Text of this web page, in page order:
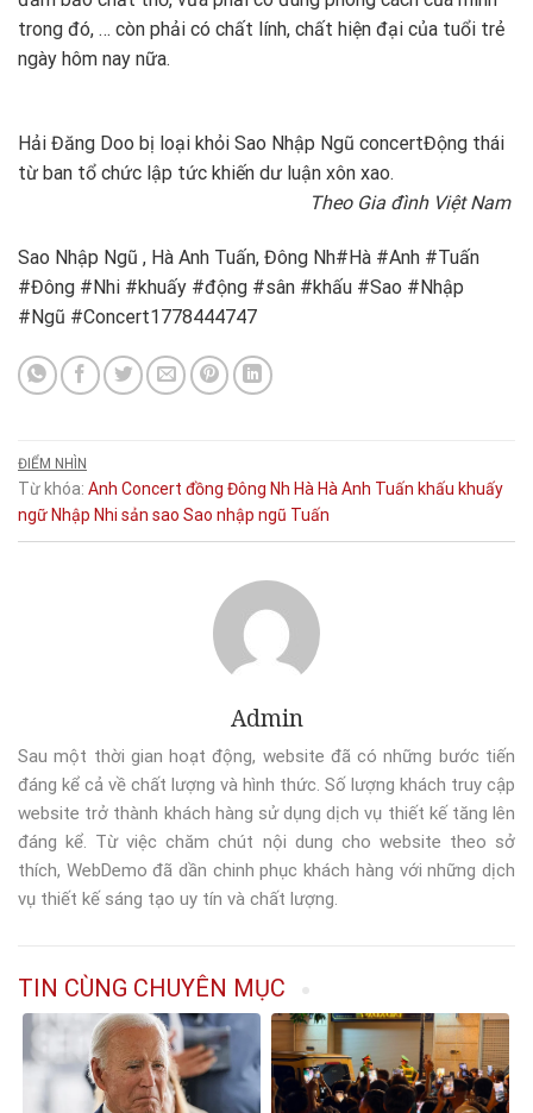
trong đó, … còn phải có chất lính, chất hiện đại của tuổi trẻ
ngày hôm nay nữa.
Hải Đăng Doo bị loại khỏi Sao Nhập Ngũ concertĐộng thái
từ ban tổ chức lập tức khiến dư luận xôn xao.
Theo Gia đình Việt Nam
Sao Nhập Ngũ , Hà Anh Tuấn, Đông Nh#Hà #Anh #Tuấn
#Đông #Nhi #khuấy #động #sân #khấu #Sao #Nhập
#Ngũ #Concert1778444747
ĐIỂM NHÌN
Từ khóa: Anh Concert đồng Đông Nh Hà Hà Anh Tuấn khấu khuấy
ngữ Nhập Nhi sản sao Sao nhập ngũ Tuấn
Admin
Sau một thời gian hoạt động, website đã có những bước tiến
đáng kể cả về chất lượng và hình thức. Số lượng khách truy cập
website trở thành khách hàng sử dụng dịch vụ thiết kế tăng lên
đáng kể. Từ việc chăm chút nội dung cho website theo sở
thích, WebDemo đã dần chinh phục khách hàng với những dịch
vụ thiết kế sáng tạo uy tín và chất lượng.
TIN CÙNG CHUYÊN MỤC